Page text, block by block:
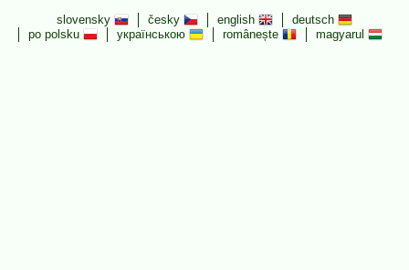
slovensky
česky english
deutsch
po polsku
українською românește magyarul